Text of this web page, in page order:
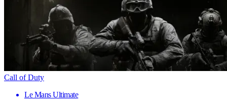
Call of Duty
Le Mans Ultimate